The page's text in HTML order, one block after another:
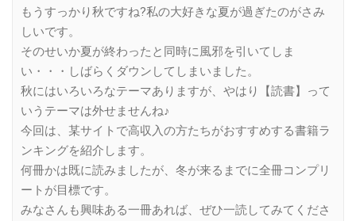
もうすっかり秋ですね?私の大好きな夏が過ぎたのがさみ
しいです。
そのせいか夏が終わったと同時に風邪を引いてしま
い・・・しばらくダウンしてしまいました。
秋にはいろいろなテーマありますが、やはり【読書】って
いうテーマは外せませんね♪
今回は、某サイトで高収入の方たちがおすすめする書籍ラ
ンキングを紹介します。
何冊かは既に読みましたが、冬が来るまでに全冊コンプリ
ートが目標です。
みなさんも興味ある一冊あれば、ぜひ一読してみてくださ